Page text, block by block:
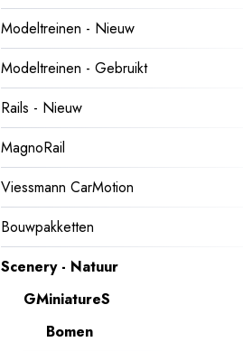
Modeltreinen - Nieuw
Modeltreinen - Gebruikt
Rails - Nieuw
MagnoRail
Viessmann CarMotion
Bouwpakketten
Scenery - Natuur
GMiniatureS
Bomen